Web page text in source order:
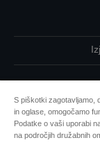
S piškotki zagotavljamo,
in oglase, omogočamo
Podatke o vaši uporabi
na področjih družabnih